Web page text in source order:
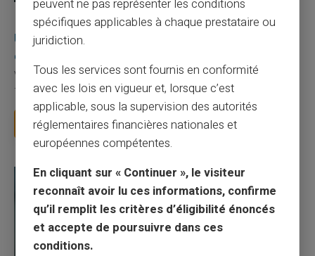
03/08/2026 Veritas Carte prépayée
Une carte bancaire gratuite sans compte, ça
existe ?
Vous avez tapé cette recherche parce que votre banque vous
facture 50 € par an pour une carte que vo...
Lire la suite
peuvent ne pas représenter les conditions
spécifiques applicables à chaque prestataire ou
juridiction.
Tous les services sont fournis en conformité
avec les lois en vigueur et, lorsque c’est
applicable, sous la supervision des autorités
réglementaires financières nationales et
européennes compétentes.
En cliquant sur « Continuer », le visiteur
reconnaît avoir lu ces informations, confirme
qu’il remplit les critères d’éligibilité énoncés
et accepte de poursuivre dans ces
conditions.